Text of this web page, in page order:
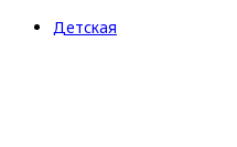
Детская